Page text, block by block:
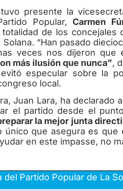
presente la
Popular,Carmen
de los concejales
“Han pasado
veces nos dijeron que
más ilusión que nunca”,
especular sobre la
local.
Juan Lara, ha declarado a
el partido desde el
la mejor junta
único que asegura es que
en este impasse, no
Partido Popular de La